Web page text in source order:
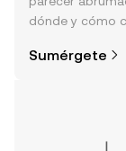
dónde y cómo
tu aventura en
Sumérgete